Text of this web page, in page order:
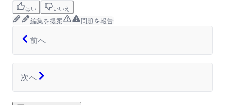
はい いいえ
編集を提案 問題を報告
前へ
次へ